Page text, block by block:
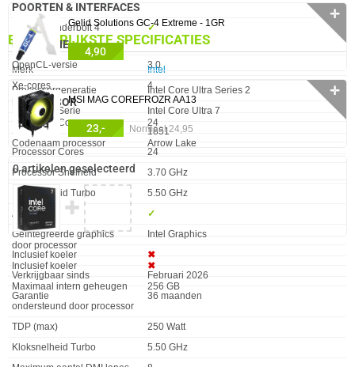
BELANGRIJKSTE SPECIFICATIES
Eigenschap Waarde
Merk
Intel
Processorgeneratie
Intel Core Ultra Series 2
Processor Serie
Intel Core Ultra 7
Socket
1851
Processor Cores
24
Processor Snelheid
3.70 GHz
Kloksnelheid Turbo
5.50 GHz
AI Ready
✓︎
Geïntegreerde graphics
Intel Graphics
Inclusief koeler
✖︎
Verkrijgbaar sinds
Februari 2026
Garantie
36 maanden
POORTEN & INTERFACES
Eigenschap Waarde
Intel® Thunderbolt 4 ✓︎
PRESTATIE
Eigenschap Waarde
OpenCL-versie
3.0
Xe-cores
4
PROCESSOR
Eigenschap Waarde
Processor Cores
24
Codenaam processor
Arrow Lake
Efficiënte kernbasisfrequentie
Efficiënte kernboostfrequentie
Efficiënte kernen
Geheugentypen ondersteund
door processor
Inclusief koeler
✖︎
Maximaal intern geheugen
ondersteund door processor
256 GB
TDP (max)
250 Watt
Kloksnelheid Turbo
5.50 GHz
Gelid Solutions GC-4 Extreme - 1GR
4,90
✛
MSI MAG COREFROZR AA13
23,- Normaal 24,95
✛
0 artikelen geselecteerd
✚